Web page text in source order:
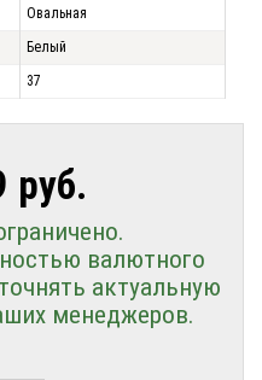
Овальная
Белый
37
руб.
валютного
актуальную
менеджеров.